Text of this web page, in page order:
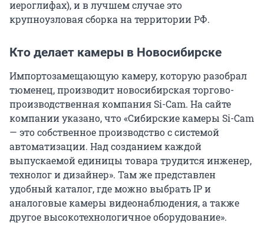
иероглифах), и в лучшем случае это
крупноузловая сборка на территории РФ.
Кто делает камеры в Новосибирске
Импортозамещающую камеру, которую разобрал
тюменец, производит новосибирская торгово-
производственная компания Si-Cam. На сайте
компании указано, что «Сибирские камеры Si-Cam
— это собственное производство с системой
автоматизации. Над созданием каждой
выпускаемой единицы товара трудится инженер,
технолог и дизайнер». Там же представлен
удобный каталог, где можно выбрать IP и
аналоговые камеры видеонаблюдения, а также
другое высокотехнологичное оборудование».